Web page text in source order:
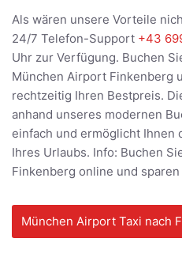
Als wären unsere Vorteile
24/7 Telefon-Support +43
Uhr zur Verfügung. Buchen
München Airport Finkenberg
rechtzeitig Ihren Bestpreis.
anhand unseres modernen
einfach und ermöglicht Ihnen
Ihres Urlaubs. Info: Buchen
Finkenberg online und sparen
München Airport Taxi nach